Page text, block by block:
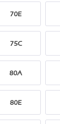
70E
75C
80A
80E